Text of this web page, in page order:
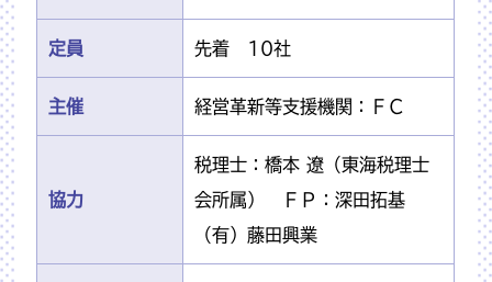
定員 先着 10社
主催 経営革新等支援機関：ＦＣ
協力
税理士：橋本 遼（東海税理士
会所属） ＦＰ：深田拓基
（有）藤田興業